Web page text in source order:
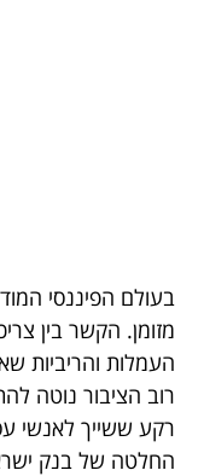
בעולם הפיננסי
מזומן. הקשר בין
העמלות והריביות
רוב הציבור נוטה
רקע ששייך לאנשי
החלטה של בנק